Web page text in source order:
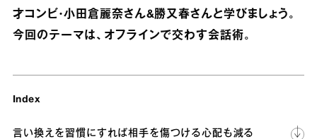
才コンビ・小田倉麗奈さん&勝又春さんと学びましょう。
今回のテーマは、オフラインで交わす会話術。
Index
言い換えを習慣にすれば相手を傷つける心配も減る